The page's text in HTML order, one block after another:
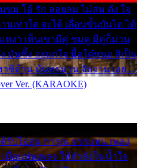
ขม โอ้ รัก ลอยลม ไม่สม ดัง ใจ
นเท่าใด จะได้ เลื่อนขั้นบันได ได้
เหงา เห็นเขามีคู่ ซมดู มีคู่ก็ม่วน
มันซึ้ง อยู่แก่ใจ มื้อใด๋หนอ สิเป็น
ฮาซิด้าน มันทรมาน จับจาน เอย…
Ver. (KARAOKE)
รับไออุ่น การุณ จากแฟน เพลง
มื่อแฟนเพลง ให้กำลังใจ น้ำใจ